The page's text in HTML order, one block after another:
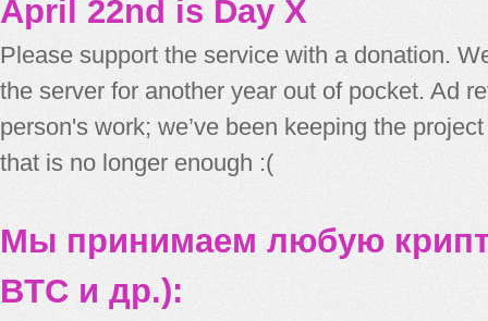
April 22nd is Day X
Please support the service with a donation.
the server for another year out of pocket. Ad
person's work; we’ve been keeping the
that is no longer enough :(
Мы принимаем любую
BTC и др.):